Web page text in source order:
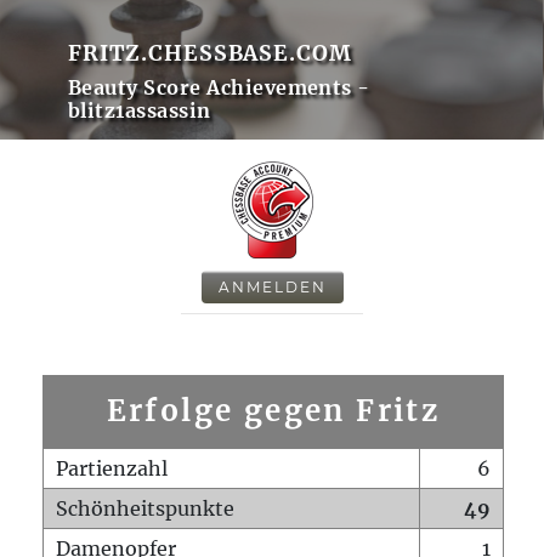
FRITZ.CHESSBASE.COM
Beauty Score Achievements -
blitz1assassin
ANMELDEN
Erfolge gegen Fritz
Partienzahl
6
Schönheitspunkte
49
Damenopfer
1